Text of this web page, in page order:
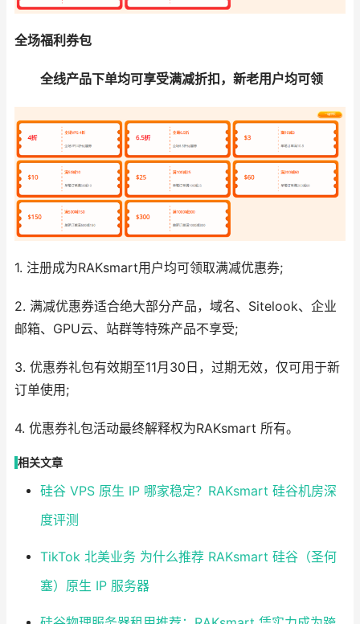
全场福利券包
全线产品下单均可享受满减折扣，新老用户均可领
1. 注册成为RAKsmart用户均可领取满减优惠券;
2. 满减优惠券适合绝大部分产品，域名、Sitelook、企业
邮箱、GPU云、站群等特殊产品不享受;
3. 优惠券礼包有效期至11月30日，过期无效，仅可用于新
订单使用;
4. 优惠券礼包活动最终解释权为RAKsmart 所有。
相关文章
硅谷 VPS 原生 IP 哪家稳定？RAKsmart 硅谷机房深
度评测
TikTok 北美业务 为什么推荐 RAKsmart 硅谷（圣何
塞）原生 IP 服务器